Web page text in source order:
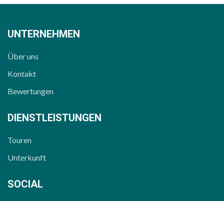
UNTERNEHMEN
Über uns
Kontakt
Bewertungen
DIENSTLEISTUNGEN
Touren
Unterkunft
SOCIAL